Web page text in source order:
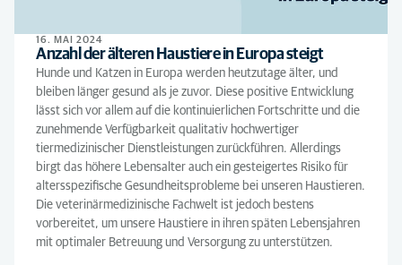
16. MAI 2024
Anzahl der älteren Haustiere in Europa steigt
Hunde und Katzen in Europa werden heutzutage älter, und
bleiben länger gesund als je zuvor. Diese positive Entwicklung
lässt sich vor allem auf die kontinuierlichen Fortschritte und die
zunehmende Verfügbarkeit qualitativ hochwertiger
tiermedizinischer Dienstleistungen zurückführen. Allerdings
birgt das höhere Lebensalter auch ein gesteigertes Risiko für
altersspezifische Gesundheitsprobleme bei unseren Haustieren.
Die veterinärmedizinische Fachwelt ist jedoch bestens
vorbereitet, um unsere Haustiere in ihren späten Lebensjahren
mit optimaler Betreuung und Versorgung zu unterstützen.